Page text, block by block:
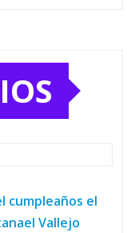
cumpleaños el
Vallejo